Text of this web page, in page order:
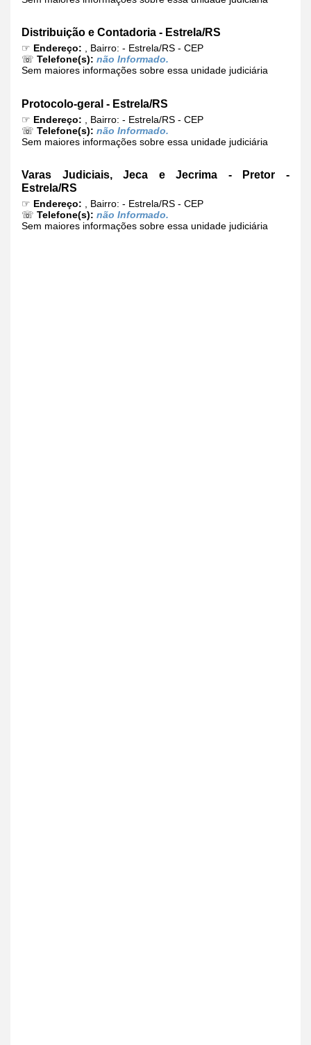
Distribuição e Contadoria - Estrela/RS
☞ Endereço: , Bairro: - Estrela/RS - CEP
☏ Telefone(s): não Informado.
Sem maiores informações sobre essa unidade judiciária
Protocolo-geral - Estrela/RS
☞ Endereço: , Bairro: - Estrela/RS - CEP
☏ Telefone(s): não Informado.
Sem maiores informações sobre essa unidade judiciária
Varas Judiciais, Jeca e Jecrima - Pretor -
Estrela/RS
☞ Endereço: , Bairro: - Estrela/RS - CEP
☏ Telefone(s): não Informado.
Sem maiores informações sobre essa unidade judiciária